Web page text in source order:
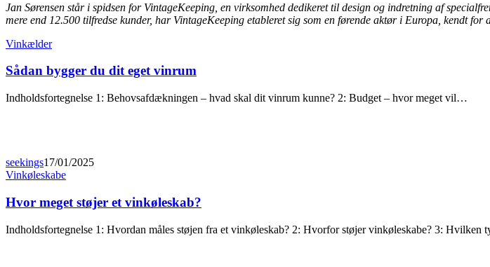
Jan Sørensen står i spidsen for VintageKeeping, en virksomhed dedikeret til design og indretning af
mere end 12.500 tilfredse kunder, har VintageKeeping etableret sig som en førende aktør i Europa, kendt
Vinkælder
Sådan bygger du dit eget vinrum
Indholdsfortegnelse 1: Behovsafdækningen – hvad skal dit vinrum kunne? 2: Budget – hvor meget vil…
seekings17/01/2025
Vinkøleskabe
Hvor meget støjer et vinkøleskab?
Indholdsfortegnelse 1: Hvordan måles støjen fra et vinkøleskab? 2: Hvorfor støjer vinkøleskabe? 3: Hvilken